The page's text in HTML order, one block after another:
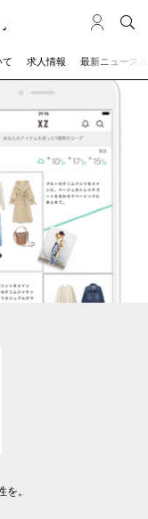
一覧
事
内
て 求人情報 最新ニュース
。